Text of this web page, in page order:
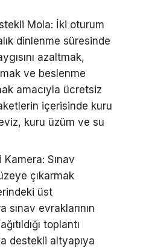
Mola: İki oturum
dinlenme süresinde
azaltmak,
ve beslenme
amacıyla ücretsiz
içerisinde kuru
kuru üzüm ve su
Sınav
çıkarmak
üst
sınav evraklarının
toplantı
destekli altyapıya